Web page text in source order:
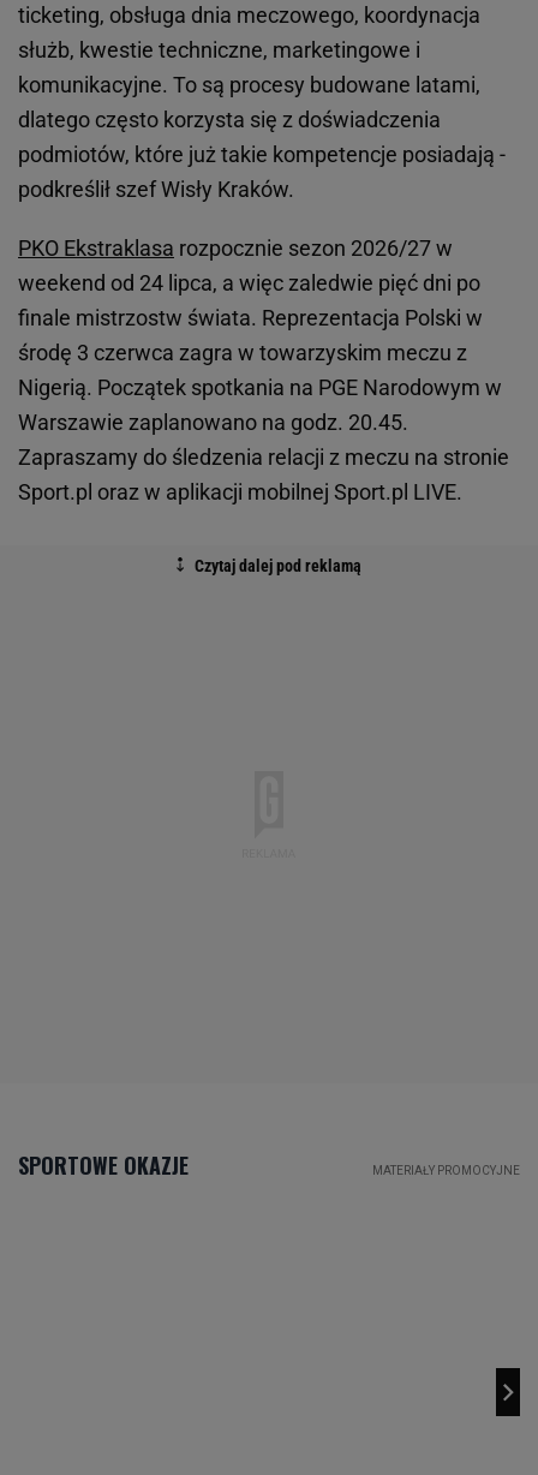
ticketing, obsługa dnia meczowego, koordynacja
służb, kwestie techniczne, marketingowe i
komunikacyjne. To są procesy budowane latami,
dlatego często korzysta się z doświadczenia
podmiotów, które już takie kompetencje posiadają -
podkreślił szef Wisły Kraków.
PKO Ekstraklasa rozpocznie sezon 2026/27 w
weekend od 24 lipca, a więc zaledwie pięć dni po
finale mistrzostw świata. Reprezentacja Polski w
środę 3 czerwca zagra w towarzyskim meczu z
Nigerią. Początek spotkania na PGE Narodowym w
Warszawie zaplanowano na godz. 20.45.
Zapraszamy do śledzenia relacji z meczu na stronie
Sport.pl oraz w aplikacji mobilnej Sport.pl LIVE.